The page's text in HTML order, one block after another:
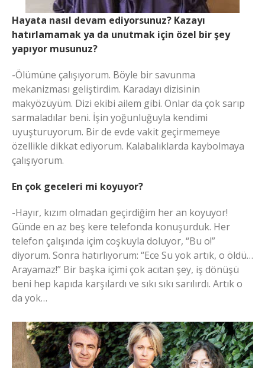
Hayata nasıl devam ediyorsunuz? Kazayı
hatırlamamak ya da unutmak için özel bir şey
yapıyor musunuz?
-Ölümüne çalışıyorum. Böyle bir savunma
mekanizması geliştirdim. Karadayı dizisinin
makyözüyüm. Dizi ekibi ailem gibi. Onlar da çok sarıp
sarmaladılar beni. İşin yoğunluğuyla kendimi
uyuşturuyorum. Bir de evde vakit geçirmemeye
özellikle dikkat ediyorum. Kalabalıklarda kaybolmaya
çalışıyorum.
En çok geceleri mi koyuyor?
-Hayır, kızım olmadan geçirdiğim her an koyuyor!
Günde en az beş kere telefonda konuşurduk. Her
telefon çalışında içim coşkuyla doluyor, “Bu o!”
diyorum. Sonra hatırlıyorum: “Ece Su yok artık, o öldü…
Arayamaz!” Bir başka içimi çok acıtan şey, iş dönüşü
beni hep kapıda karşılardı ve sıkı sıkı sarılırdı. Artık o
da yok…